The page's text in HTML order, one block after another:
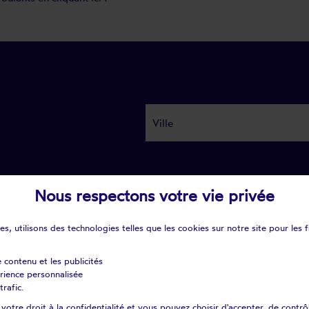
pour
et
Nous respectons votre vie privée
utilisons des technologies telles que les cookies sur notre site pour les
contenu et les publicités
personnalisée